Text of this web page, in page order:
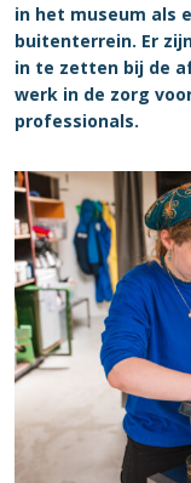
in het museum als
buitenterrein. Er
in te zetten bij de
werk in de zorg
professionals.